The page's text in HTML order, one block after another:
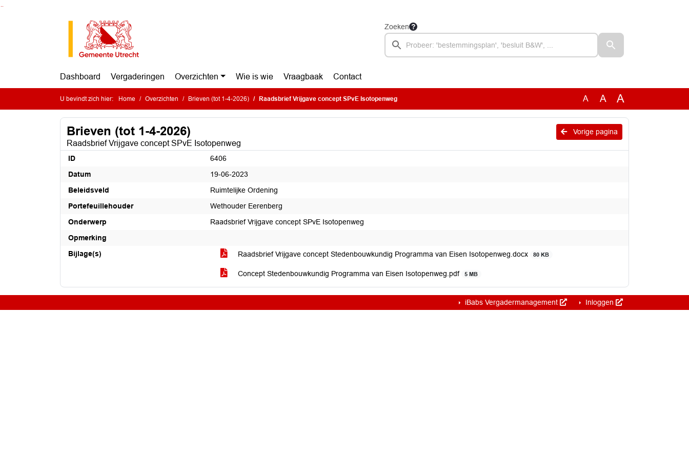
Zoeken
Dashboard Vergaderingen Overzichten Wie is wie Vraagbaak Contact
U bevindt zich hier: Home Overzichten Brieven (tot 1-4-2026) Raadsbrief Vrijgave concept SPvE Isotopenweg A A A
Vorige pagina
Brieven (tot 1-4-2026)
Raadsbrief Vrijgave concept SPvE Isotopenweg
ID
6406
Datum
19-06-2023
Beleidsveld
Ruimtelijke Ordening
Portefeuillehouder
Wethouder Eerenberg
Onderwerp
Raadsbrief Vrijgave concept SPvE Isotopenweg
Opmerking
Bijlage(s)
Raadsbrief Vrijgave concept Stedenbouwkundig Programma van Eisen Isotopenweg.docx 80 KB
Concept Stedenbouwkundig Programma van Eisen Isotopenweg.pdf 5 MB
iBabs Vergadermanagement Inloggen